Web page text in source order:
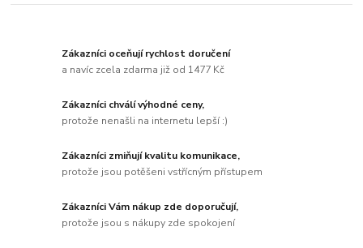
Zákazníci oceňují rychlost doručení
a navíc zcela zdarma již od 1477 Kč
Zákazníci chválí výhodné ceny,
protože nenašli na internetu lepší :)
Zákazníci zmiňují kvalitu komunikace,
protože jsou potěšeni vstřícným přístupem
Zákazníci Vám nákup zde doporučují,
protože jsou s nákupy zde spokojení